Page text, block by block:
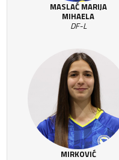
MASLAĆ MARIJA
MIHAELA
DF-L
MIRKOVIĆ